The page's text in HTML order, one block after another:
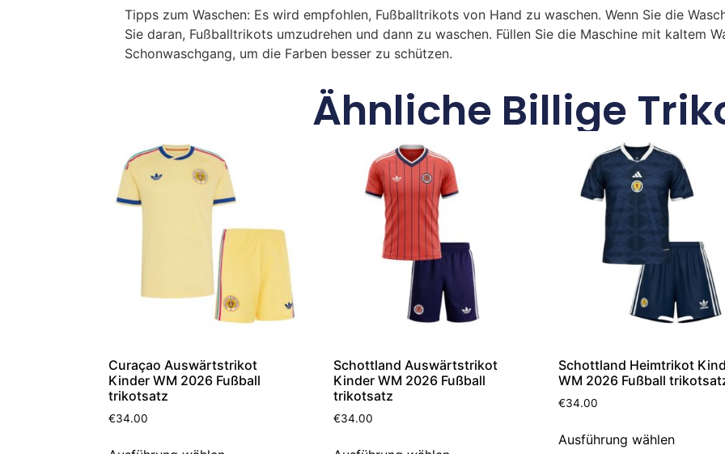
Tipps zum Waschen: Es wird empfohlen, Fußballtrikots von Hand zu waschen. Wenn Sie die
Sie daran, Fußballtrikots umzudrehen und dann zu waschen. Füllen Sie die Maschine mit kaltem
Schonwaschgang, um die Farben besser zu schützen.
Ähnliche Billige
Curaçao Auswärtstrikot
Kinder WM 2026 Fußball
trikotsatz
€34.00
Schottland Auswärtstrikot
Kinder WM 2026 Fußball
trikotsatz
€34.00
Schottland Heimtrikot
WM 2026 Fußball
€34.00
Ausführung wählen